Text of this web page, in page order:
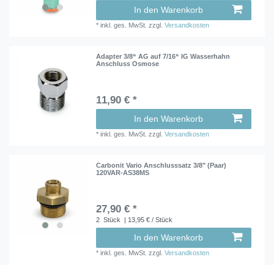
In den Warenkorb
*inkl. ges. MwSt. zzgl.Versandkosten
Adapter 3/8“ AG auf 7/16“ IG Wasserhahn
Anschluss Osmose
11,90 € *
In den Warenkorb
*inkl. ges. MwSt. zzgl.Versandkosten
Carbonit Vario Anschlusssatz 3/8" (Paar)
120VAR-AS38MS
27,90 € *
2 Stück | 13,95 € / Stück
In den Warenkorb
*inkl. ges. MwSt. zzgl.Versandkosten